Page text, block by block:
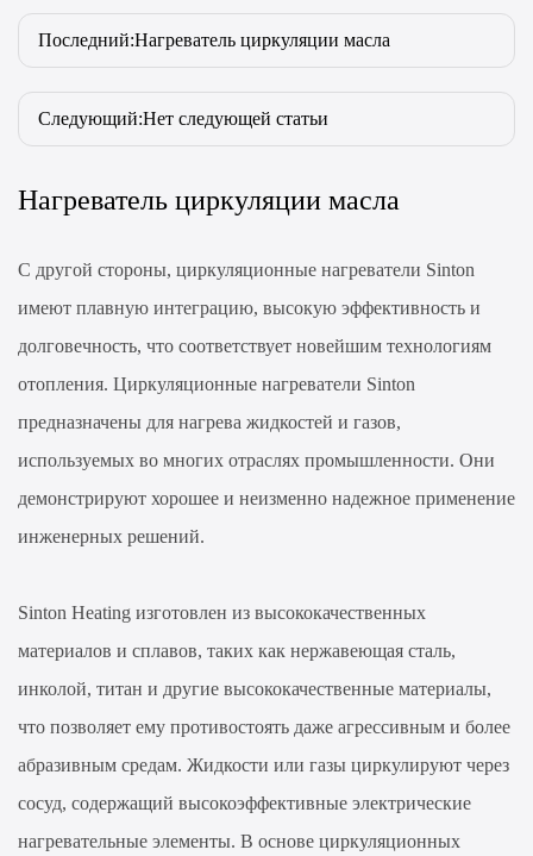
Последний:Нагреватель циркуляции масла
Следующий:Нет следующей статьи
Нагреватель циркуляции масла
С другой стороны, циркуляционные нагреватели Sinton
имеют плавную интеграцию, высокую эффективность и
долговечность, что соответствует новейшим технологиям
отопления. Циркуляционные нагреватели Sinton
предназначены для нагрева жидкостей и газов,
используемых во многих отраслях промышленности. Они
демонстрируют хорошее и неизменно надежное применение
инженерных решений.
Sinton Heating изготовлен из высококачественных
материалов и сплавов, таких как нержавеющая сталь,
инколой, титан и другие высококачественные материалы,
что позволяет ему противостоять даже агрессивным и более
абразивным средам. Жидкости или газы циркулируют через
сосуд, содержащий высокоэффективные электрические
нагревательные элементы. В основе циркуляционных